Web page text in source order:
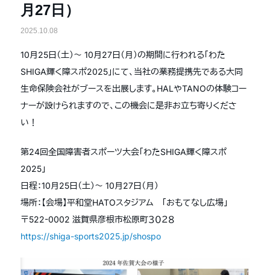
月27日）
2025.10.08
10月25日（土）〜 10月27日（月）の期間に行われる「わた
SHIGA輝く障スポ2025」にて、当社の業務提携先である大同
生命保険会社がブースを出展します。HALやTANOの体験コー
ナーが設けられますので、この機会に是非お立ち寄りくださ
い！
第24回全国障害者スポーツ大会「わたSHIGA輝く障スポ
2025」
日程：10月25日（土）〜 10月27日（月）
場所：【会場】平和堂HATOスタジアム 「おもてなし広場」
〒522-0002 滋賀県彦根市松原町３０２８
https://shiga-sports2025.jp/shospo